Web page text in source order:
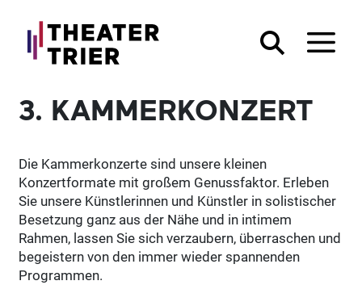
3. KAMMERKONZERT
Die Kammerkonzerte sind unsere kleinen
Konzertformate mit großem Genussfaktor. Erleben
Sie unsere Künstlerinnen und Künstler in solistischer
Besetzung ganz aus der Nähe und in intimem
Rahmen, lassen Sie sich verzaubern, überraschen und
begeistern von den immer wieder spannenden
Programmen.